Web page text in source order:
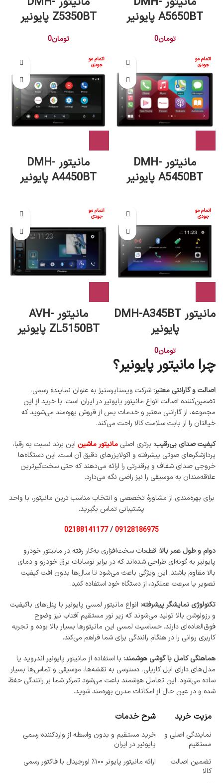
A5650BT پایونیر
تومان0
Z5350BT پایونیر
تومان0
اتمام مو
جودی
مانیتور DMH-
A5450BT پایونیر
اتمام مو
جودی
مانیتور DMH-
A4450BT پایونیر
اتمام مو
جودی
مانیتور DMH-A345BT
پایونیر
تومان0
اتمام مو
جودی
مانیتور AVH-
ZL5150BT پايونير
چرا مانیتور پایونیر؟
اصالت و گارانتی معتبر:شرکت ویستاپرستیژ به عنوان نماینده رسمی،
تضمین‌کننده اصالت انواع مانیتور پایونیر در ایران است. با خرید از این
مجموعه، از گارانتی معتبر و خدمات پس از فروش بهره‌مند می‌شوید که
خیالتان را از بابت سلامت کالا راحت می‌کند.
کیفیت صدای بی‌رقیب: برتری اصلی مانیتور ماشین این برند نسبت به رقبا،
پردازشگرهای صوتی پیشرفته و اکولایزرهای دقیق آن است. این دستگاه‌ها
خروجی صدای شفاف و پرقدرتی را ارائه می‌دهند که حتی سخت‌گیرترین
علاقه‌مندان به موسیقی را نیز راضی نگه می‌دارد.
برای بهره‌مندی از مشاوره‌ٔ تخصصی و انتخاب مناسب ترین مانیتور، با واحد
پشتیبانی تماس بگیرید.
09128186975
/
02188141177
دوام و طول عمر بالا:قطعات سخت‌افزاری به‌کار رفته در مانیتور خودرو
پایونیر به گونه‌ای طراحی شده‌اند که در برابر نوسانات برق خودرو و دمای
بالا مقاوم باشند. این ویژگی باعث می‌شود تا سال‌ها بدون افت کیفیت
تصویر یا سرعت عملکرد، از دستگاه خود استفاده کنید.
تکنولوژی نمایشگر پیشرفته: انواع مانیتور لمسی پایونیر با پنل‌های باکیفیت
و رزولوشن بالا تولید می‌شوند که زیر نور مستقیم آفتاب نیز وضوح
فوق‌العاده‌ای دارند. حساسیت لمسی این مانیتورها بسیار بالا بوده و تجربه
کاربری روانی را در هنگام رانندگی برای شما فراهم می‌کند.
هماهنگی کامل با گوشی هوشمند: با استفاده از مانیتور پایونیر اندروید یا
مدل‌های دارای اپل کارپلی، دسترسی به نقشه‌ها، موسیقی و تماس‌ها بسیار
ساده می‌شود. این تعامل هوشمند باعث می‌شود تمرکز شما بر رانندگی حفظ
شده و در عین حال از امکانات مدرن بهره‌مند شوید.
مزیت خرید شرح خدمات
نمایندگی اصلی و
مستقیم
خرید مستقیم و بدون واسطه از واردکننده رسمی
پایونیر در ایران
تضمین اصالت
کالا
ارائه مانیتور پایونر ۱۰۰٪ اورجینال با فاکتور رسمی